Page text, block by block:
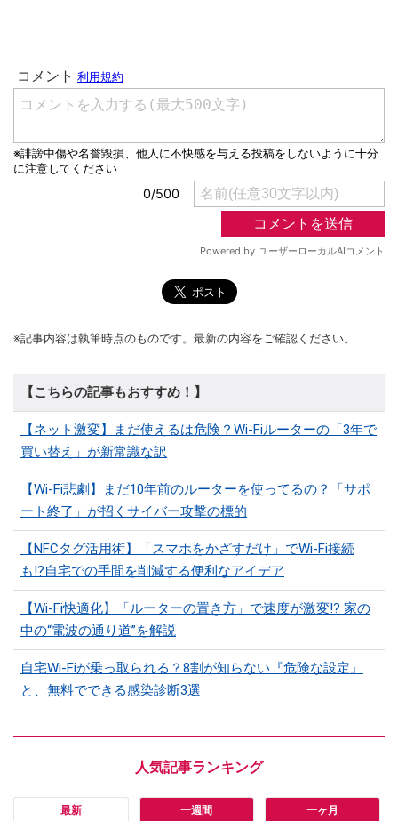
※記事内容は執筆時点のものです。最新の内容をご確認ください。
【こちらの記事もおすすめ！】
【ネット激変】まだ使えるは危険？Wi-Fiルーターの「3年で
買い替え」が新常識な訳
【Wi-Fi悲劇】まだ10年前のルーターを使ってるの？「サポ
ート終了」が招くサイバー攻撃の標的
【NFCタグ活用術】「スマホをかざすだけ」でWi-Fi接続
も⁉自宅での手間を削減する便利なアイデア
【Wi-Fi快適化】「ルーターの置き方」で速度が激変!? 家の
中の“電波の通り道”を解説
自宅Wi-Fiが乗っ取られる？8割が知らない『危険な設定』
と、無料でできる感染診断3選
最新 一週間 一ヶ月